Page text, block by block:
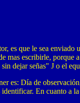
es que le sea enviado
mas escribirle,
dejar señas" J o el
es: Día de
En cuanto a